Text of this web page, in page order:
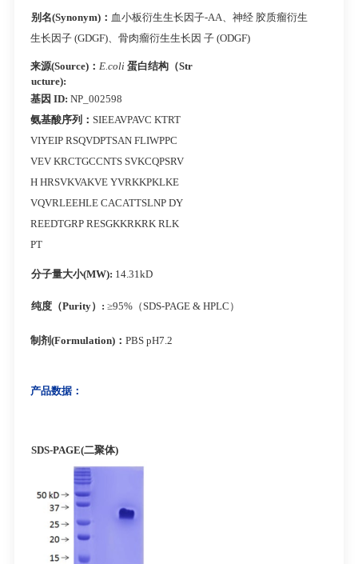
别名(Synonym)： 血小板衍生生长因子-AA、神经 胶质瘤衍生
生长因子 (GDGF)、骨肉瘤衍生生长因 子 (ODGF)
来源(Source) ： E.coli 蛋白结构（Str
ucture):
基因 ID: NP_002598
氨基酸序列：SIEEAVPAVC KTRT
VIYEIP RSQVDPTSAN FLIWPPC
VEV KRCTGCCNTS SVKCQPSRV
H HRSVKVAKVE YVRKKPKLKE
VQVRLEEHLE CACATTSLNP DY
REEDTGRP RESGKKRKRK RLK
PT
分子量大小(MW): 14.31kD
纯度（Purity） : ≥95%（SDS-PAGE & HPLC）
制剂(Formulation) ：PBS pH7.2
产品数据：
SDS-PAGE(二聚体)